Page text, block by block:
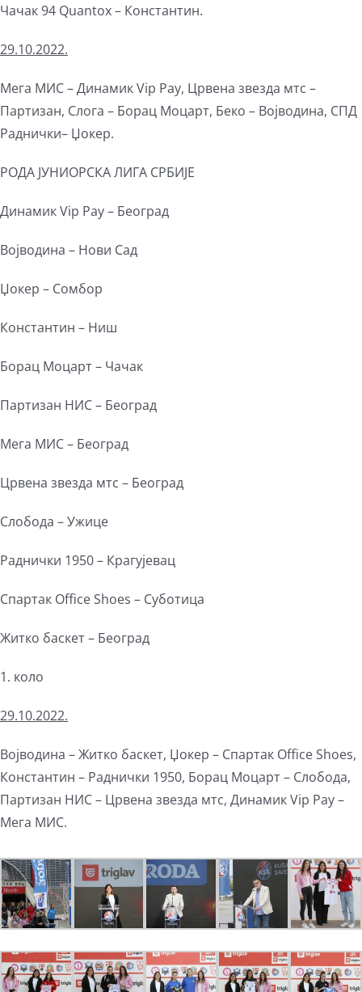
Чачак 94 Quantox – Константин.
29.10.2022.
Мега МИС – Динамик Vip Pay, Црвена звезда мтс –
Партизан, Слога – Борац Моцарт, Беко – Војводина, СПД
Раднички– Џокер.
РОДА ЈУНИОРСКА ЛИГА СРБИЈЕ
Динамик Vip Pay – Београд
Војводина – Нови Сад
Џокер – Сомбор
Константин – Ниш
Борац Моцарт – Чачак
Партизан НИС – Београд
Мега МИС – Београд
Црвена звезда мтс – Београд
Слобода – Ужице
Раднички 1950 – Крагујевац
Спартак Office Shoes – Суботица
Житко баскет – Београд
1. коло
29.10.2022.
Војводина – Житко баскет, Џокер – Спартак Office Shoes,
Константин – Раднички 1950, Борац Моцарт – Слобода,
Партизан НИС – Црвена звезда мтс, Динамик Vip Pay –
Мега МИС.